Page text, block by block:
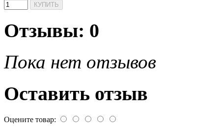
Отзывы: 0
Пока нет отзывов
Оставить отзыв
Оцените товар: